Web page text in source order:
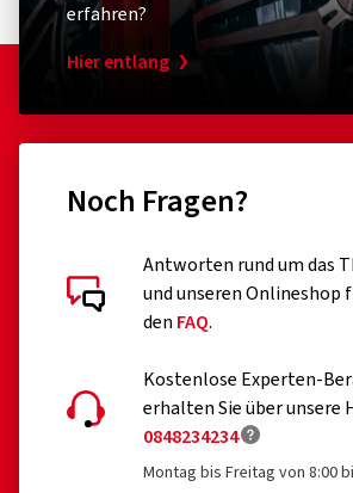
erfahren?
Hier entlang
Noch Fragen?
Antworten rund um das
und unseren Onlineshop
den FAQ.
Kostenlose Experten-
erhalten Sie über unsere
0848234234
Montag bis Freitag von 8:00